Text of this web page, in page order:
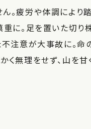
。疲労や体調により
重に。足を置いた切り
不注意が大事故に。命
く無理をせず、山を甘